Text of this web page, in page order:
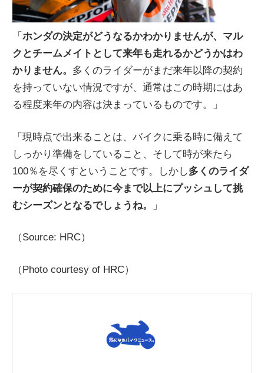
「ホンダの決定がどうなるかわかりませんが、マル
クとチームメイトとして来年も走れるかどうかはわ
かりません。 多くのライダーがまだ来年以降の契約
を持っていない情況ですが、通常はこの時期にはあ
る程度来年の内容は決まっているものです。」
「現時点で出来ることは、バイクに乗る時に備えて
しっかり準備をしていること、そして時が来たら
100％を尽くすということです。しかし多くのライダ
ーが契約確保のために今まで以上にプッシュして挑
むシーズンとなるでしょうね。
」
（Source: HRC）
（Photo courtesy of HRC）